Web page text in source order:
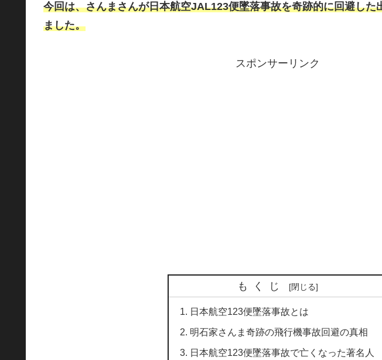
今回は、さんまさんが日本航空JAL123便墜落事故を奇跡的に回避した
ました。
スポンサーリンク
もくじ
日本航空123便墜落事故とは
明石家さんま奇跡の飛行機事故回避の真相
日本航空123便墜落事故で亡くなった著名人